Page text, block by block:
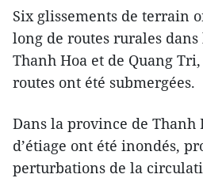
Six glissements de terrain
long de routes rurales
Thanh Hoa et de Quang
routes ont été submergées.
Dans la province de Thanh
d’étiage ont été inondés,
perturbations de la